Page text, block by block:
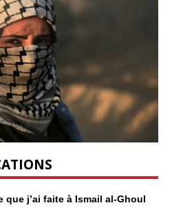
que j’ai faite à Ismail al-Ghoul